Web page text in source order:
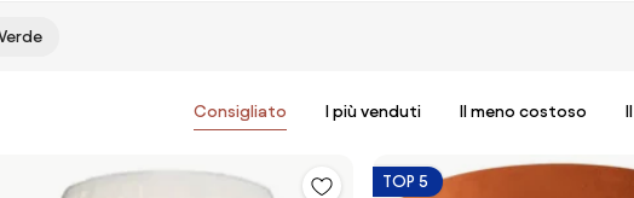
Consigliato I più venduti Il meno costoso
TOP 5